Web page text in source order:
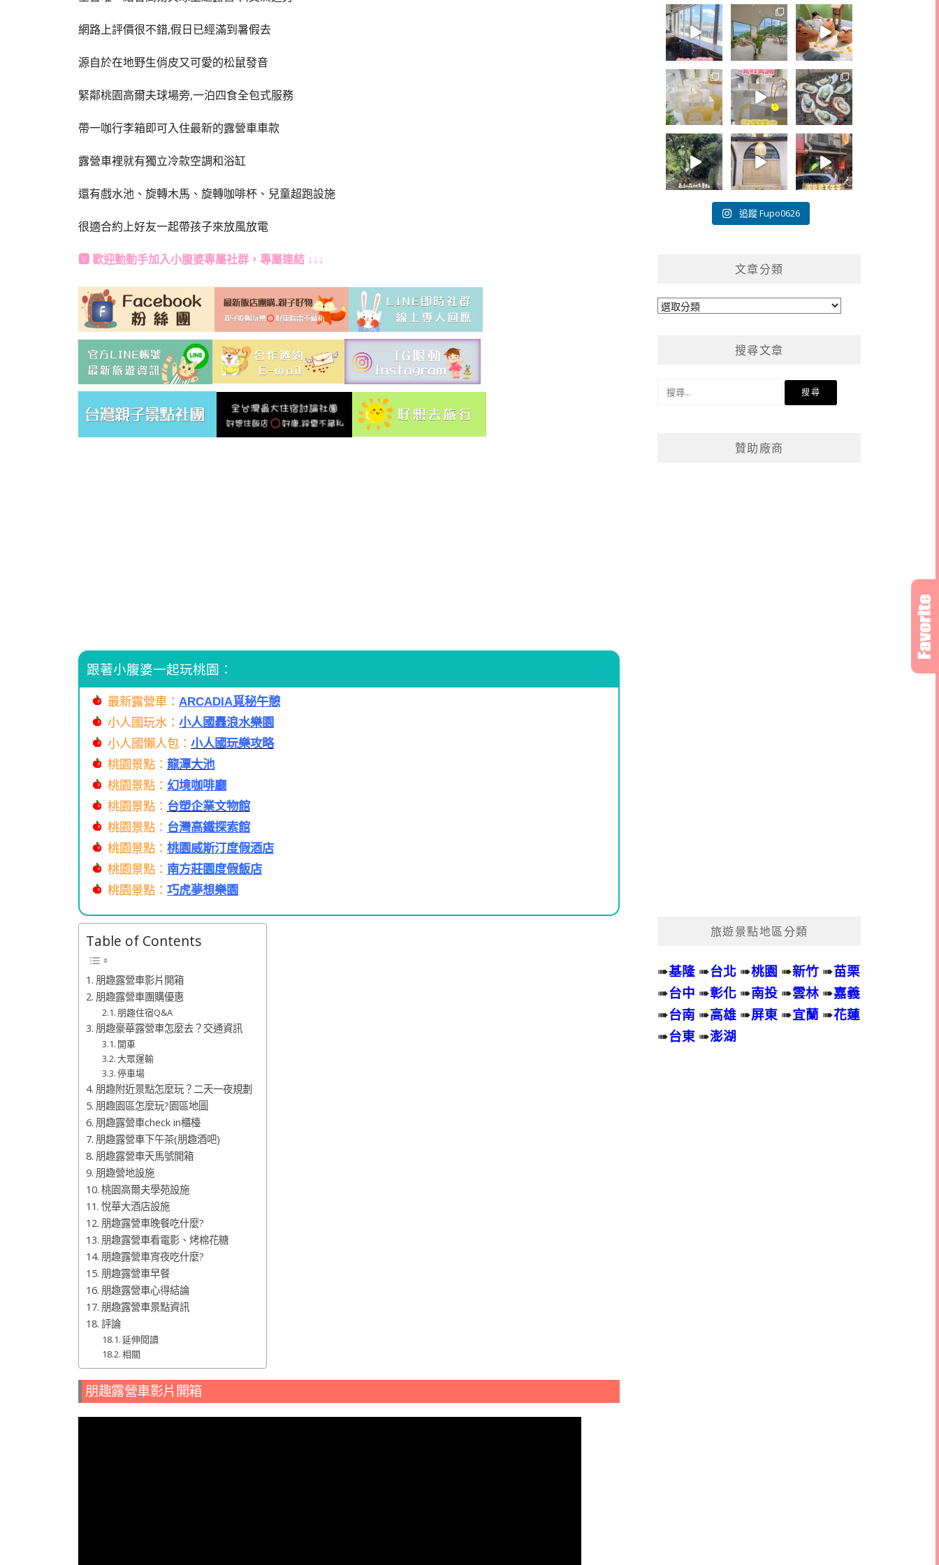
網路上評價很不錯,假日已經滿到暑假去
源自於在地野生俏皮又可愛的松鼠發音
緊鄰桃園高爾夫球場旁,一泊四食全包式服務
帶一咖行李箱即可入住最新的露營車車款
露營車裡就有獨立冷款空調和浴缸
還有戲水池、旋轉木馬、旋轉咖啡杯、兒童超跑設施
很適合約上好友一起帶孩子來放風放電
🆅 歡迎動動手加入小腹婆專屬社群 ，專屬連結 ↓↓↓
跟著小腹婆一起玩桃園：
最新露營車： ARCADIA覓秘午憩
小人國玩水： 小人國轟浪水樂園
小人國懶人包： 小人國玩樂攻略
桃園景點： 龍潭大池
桃園景點： 幻境咖啡廳
桃園景點： 台塑企業文物館
桃園景點： 台灣高鐵探索館
桃園景點： 桃園威斯汀度假酒店
桃園景點： 南方莊園度假飯店
桃園景點： 巧虎夢想樂園
Table of Contents
朋趣露營車影片開箱
朋趣露營車團購優惠
朋趣住宿Q&A
朋趣豪華露營車怎麼去？交通資訊
開車
大眾運輸
停車場
朋趣附近景點怎麼玩？二天一夜規劃
朋趣園區怎麼玩?園區地圖
朋趣露營車check in櫃檯
朋趣露營車下午茶(朋趣酒吧)
朋趣露營車天馬號開箱
朋趣營地設施
桃園高爾夫學苑設施
悅華大酒店設施
朋趣露營車晚餐吃什麼?
朋趣露營車看電影、烤棉花糖
朋趣露營車宵夜吃什麼?
朋趣露營車早餐
朋趣露營車心得結論
朋趣露營車景點資訊
評論
延伸閱讀
相關
朋趣露營車影片開箱
追蹤 Fupo0626
文章分類
文
搜尋文章
贊助廠商
旅遊景點地區分類
➠基隆 ➠台北 ➠桃園 ➠新竹 ➠苗栗
➠台中 ➠彰化 ➠南投 ➠雲林 ➠嘉義
➠台南 ➠高雄 ➠屏東 ➠宜蘭 ➠花蓮
➠台東 ➠澎湖